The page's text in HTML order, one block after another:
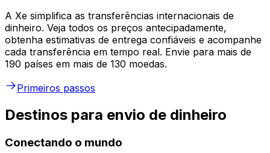
A Xe simplifica as transferências internacionais de
dinheiro. Veja todos os preços antecipadamente,
obtenha estimativas de entrega confiáveis e acompanhe
cada transferência em tempo real. Envie para mais de
190 países em mais de 130 moedas.
Primeiros passos
Destinos para envio de dinheiro
Conectando o mundo